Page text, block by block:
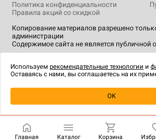
Купить| 4 990 ₽
Копирование материалов разрешено
администрации
Содержимое сайта не является публичной
Политика конфиденциальности
Правила акций со скидкой
технологии.
Главная Каталог Корзина
Используем рекомендательные технологии и
Оставаясь с нами, вы соглашаетесь на их
OK